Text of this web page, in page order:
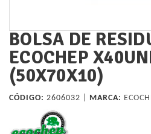
BOLSA DE
ECOCHEP
(50X70X10)
CÓDIGO: 2606032 | MARCA: